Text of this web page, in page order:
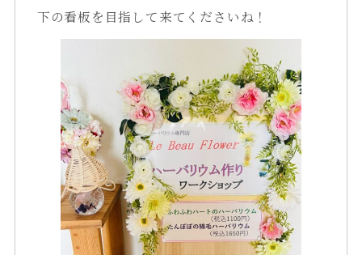
下の看板を目指して来てくださいね！